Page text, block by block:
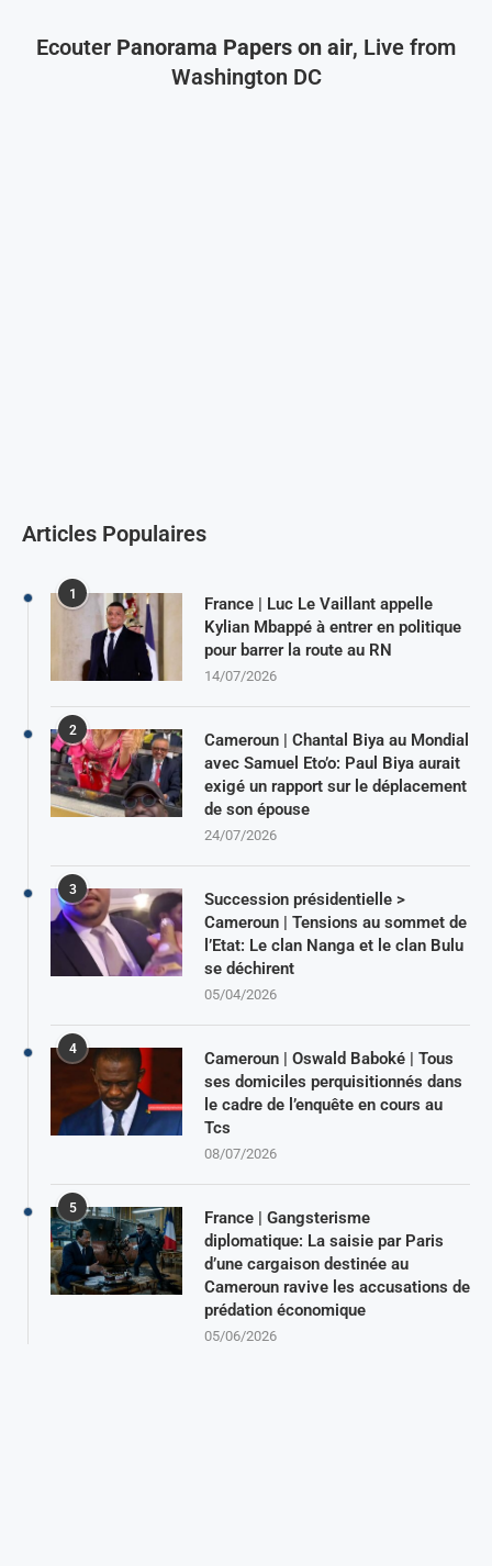
Ecouter Panorama Papers on air, Live from
Washington DC
Articles Populaires
1
France | Luc Le Vaillant appelle
Kylian Mbappé à entrer en politique
pour barrer la route au RN
14/07/2026
2
Cameroun | Chantal Biya au Mondial
avec Samuel Eto’o: Paul Biya aurait
exigé un rapport sur le déplacement
de son épouse
24/07/2026
3
Succession présidentielle >
Cameroun | Tensions au sommet de
l’Etat: Le clan Nanga et le clan Bulu
se déchirent
05/04/2026
4
Cameroun | Oswald Baboké | Tous
ses domiciles perquisitionnés dans
le cadre de l’enquête en cours au
Tcs
08/07/2026
5
France | Gangsterisme
diplomatique: La saisie par Paris
d’une cargaison destinée au
Cameroun ravive les accusations de
prédation économique
05/06/2026